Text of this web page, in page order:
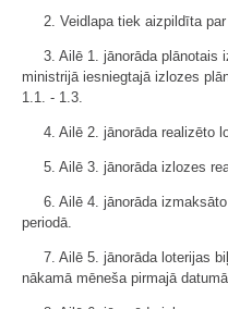
2. Veidlapa tiek aizpildīta
3. Ailē 1. jānorāda plānotais
ministrijā iesniegtajā izlozes
1.1. - 1.3.
4. Ailē 2. jānorāda realizēto
5. Ailē 3. jānorāda izlozes
6. Ailē 4. jānorāda
periodā.
7. Ailē 5. jānorāda loterijas
nākamā mēneša pirmajā